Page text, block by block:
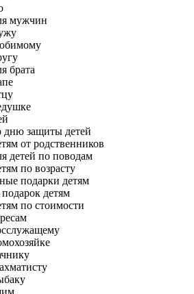
мужчин
брата
дню защиты детей
от родственников
детей по поводам
по возрасту
подарки детям
детям
по стоимости